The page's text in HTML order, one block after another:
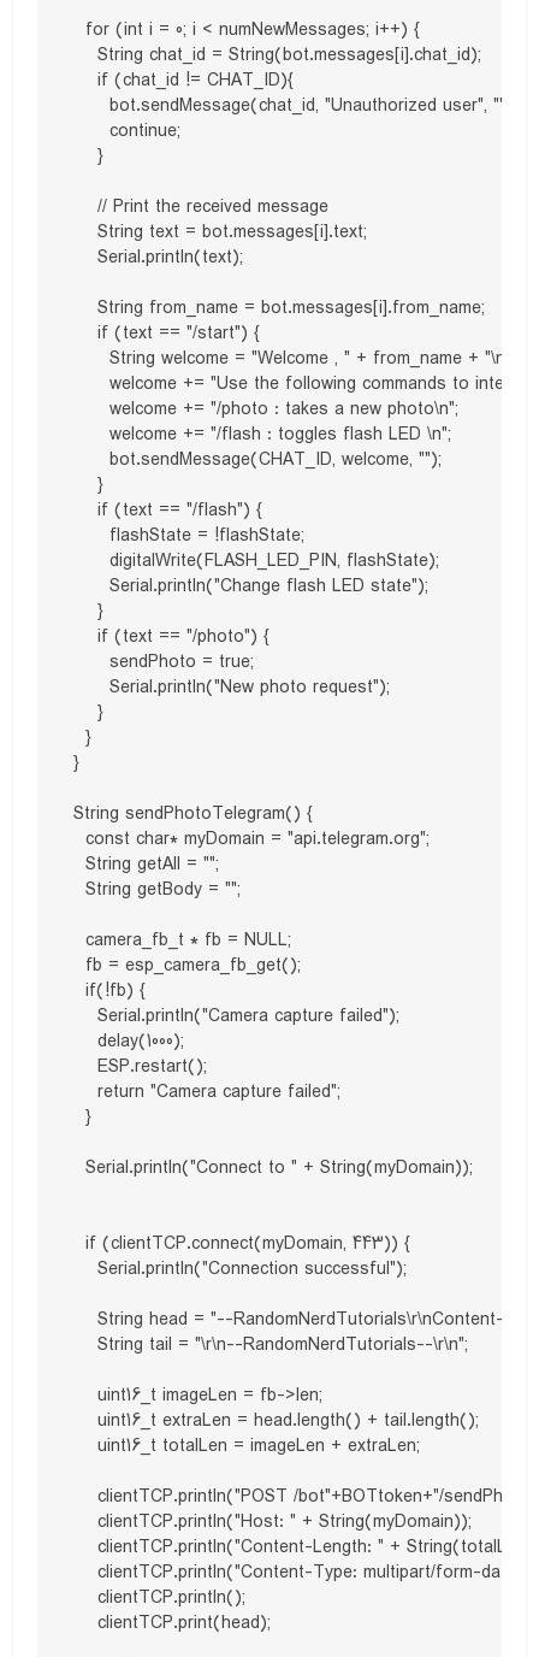
  for (int i = 0; i < numNewMessages; i++) {
    String chat_id = String(bot.messages[i].chat_id);
    if (chat_id != CHAT_ID){
      bot.sendMessage(chat_id, "Unauthorized user", "");
      continue;
    }
    // Print the received message
    String text = bot.messages[i].text;
    Serial.println(text);
    String from_name = bot.messages[i].from_name;
    if (text == "/start") {
      String welcome = "Welcome , " + from_name + "\n";
welcome += "Use the following commands to
      welcome += "/photo : takes a new photo\n";
      welcome += "/flash : toggles flash LED \n";
      bot.sendMessage(CHAT_ID, welcome, "");
    }
    if (text == "/flash") {
      flashState = !flashState;
      digitalWrite(FLASH_LED_PIN, flashState);
      Serial.println("Change flash LED state");
    }
    if (text == "/photo") {
      sendPhoto = true;
      Serial.println("New photo request");
    }
  }
}
String sendPhotoTelegram() {
  const char* myDomain = "api.telegram.org";
  String getAll = "";
  String getBody = "";
  camera_fb_t * fb = NULL;
  fb = esp_camera_fb_get();
  if(!fb) {
    Serial.println("Camera capture failed");
    delay(1000);
    ESP.restart();
    return "Camera capture failed";
  }
  Serial.println("Connect to " + String(myDomain));
  if (clientTCP.connect(myDomain, 443)) {
    Serial.println("Connection successful");
String head = "--RandomNerdTutorials\r\nContent-
    String tail = "\r\n--RandomNerdTutorials--\r\n";
    uint16_t imageLen = fb->len;
    uint16_t extraLen = head.length() + tail.length();
    uint16_t totalLen = imageLen + extraLen;
clientTCP.println("POST /bot"+BOTtoken+"/sendPhoto
    clientTCP.println("Host: " + String(myDomain));
clientTCP.println("Content-Length: " +
clientTCP.println("Content-Type: multipart/form-
    clientTCP.println();
    clientTCP.print(head);